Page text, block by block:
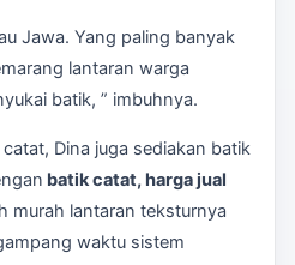
Jawa. Yang paling banyak
lantaran warga
batik, ” imbuhnya.
Dina juga sediakan batik
batik catat, harga jual
murah lantaran teksturnya
waktu sistem